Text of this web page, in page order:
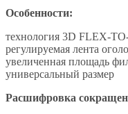
Особенности:
технология 3D FLEX-
регулируемая лента
увеличенная площадь
универсальный размер
Расшифровка